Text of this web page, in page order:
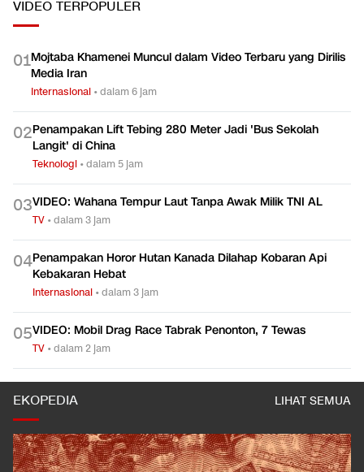
VIDEO TERPOPULER
01Mojtaba Khamenei Muncul dalam Video Terbaru yang Dirilis
Media Iran
Internasional •dalam 6 jam
02Penampakan Lift Tebing 280 Meter Jadi 'Bus Sekolah
Langit' di China
Teknologi •dalam 5 jam
03VIDEO: Wahana Tempur Laut Tanpa Awak Milik TNI AL
TV •dalam 3 jam
04Penampakan Horor Hutan Kanada Dilahap Kobaran Api
Kebakaran Hebat
Internasional •dalam 3 jam
05VIDEO: Mobil Drag Race Tabrak Penonton, 7 Tewas
TV •dalam 2 jam
EKOPEDIA LIHAT SEMUA